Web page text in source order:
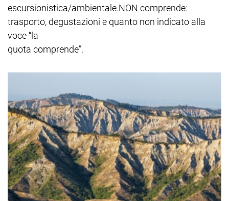
escursionistica/ambientale.NON comprende:
trasporto, degustazioni e quanto non indicato alla
voce “la
quota comprende”.